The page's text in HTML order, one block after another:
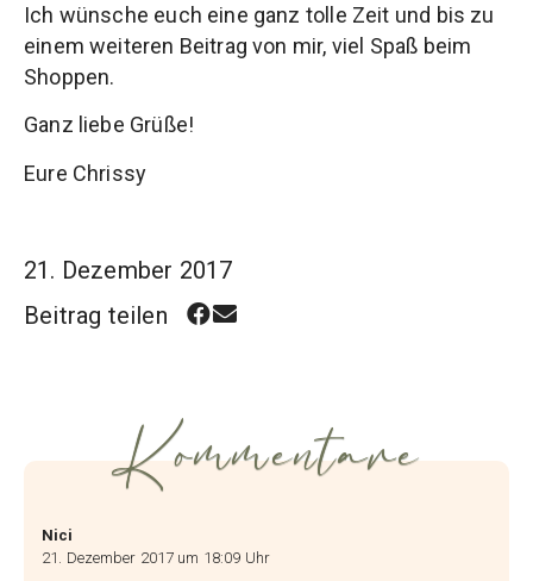
Ich wünsche euch eine ganz tolle Zeit und bis zu
einem weiteren Beitrag von mir, viel Spaß beim
Shoppen.
Ganz liebe Grüße!
Eure Chrissy
21. Dezember 2017
Beitrag teilen
Kommentare
Nici
21. Dezember 2017 um 18:09 Uhr